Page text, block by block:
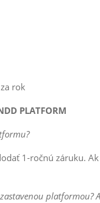
rok
PLATFORM
1-ročnú záruku.
platformou?